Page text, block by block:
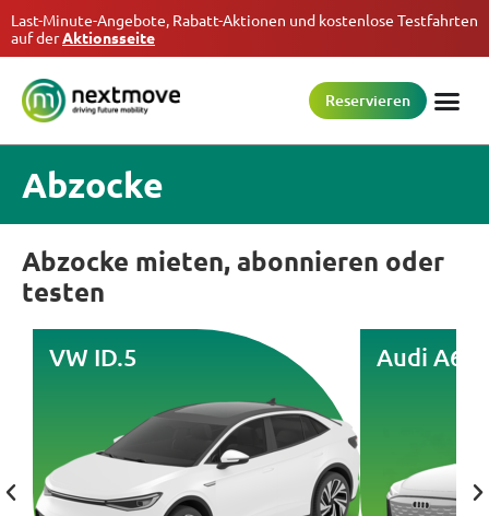
Last-Minute-Angebote, Rabatt-Aktionen und kostenlose Testfahrten
auf derAktionsseite
Reservieren
Abzocke
Abzocke mieten, abonnieren oder
testen
VW ID.5 Audi A6